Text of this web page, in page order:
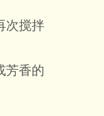
次搅拌
芳香的